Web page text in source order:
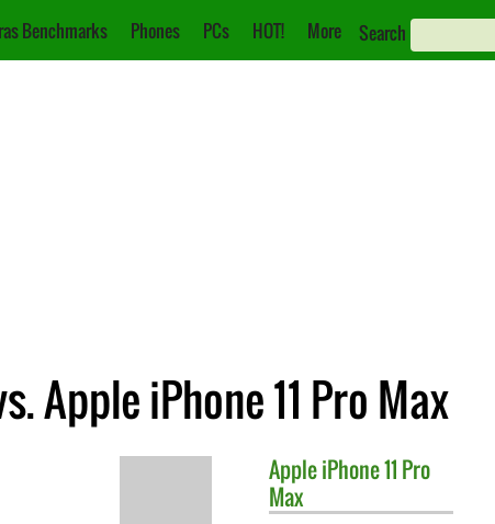
Benchmarks Phones PCs HOT! More Search
Apple iPhone 11 Pro Max
AppleiPhone 11 Pro
Max